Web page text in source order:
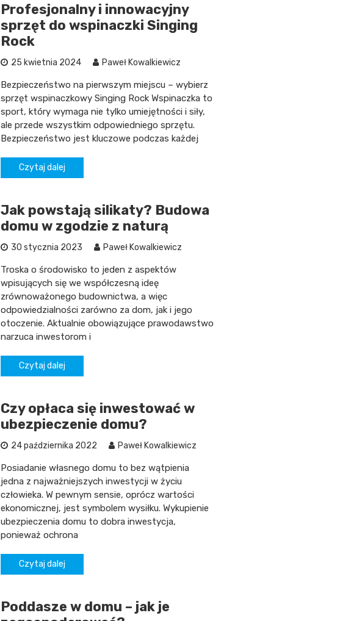
Profesjonalny i innowacyjny
sprzęt do wspinaczki Singing
Rock
25 kwietnia 2024 Paweł Kowalkiewicz
Bezpieczeństwo na pierwszym miejscu – wybierz
sprzęt wspinaczkowy Singing Rock Wspinaczka to
sport, który wymaga nie tylko umiejętności i siły,
ale przede wszystkim odpowiedniego sprzętu.
Bezpieczeństwo jest kluczowe podczas każdej
Czytaj dalej
Jak powstają silikaty? Budowa
domu w zgodzie z naturą
30 stycznia 2023 Paweł Kowalkiewicz
Troska o środowisko to jeden z aspektów
wpisujących się we współczesną ideę
zrównoważonego budownictwa, a więc
odpowiedzialności zarówno za dom, jak i jego
otoczenie. Aktualnie obowiązujące prawodawstwo
narzuca inwestorom i
Czytaj dalej
Czy opłaca się inwestować w
ubezpieczenie domu?
24 października 2022 Paweł Kowalkiewicz
Posiadanie własnego domu to bez wątpienia
jedna z najważniejszych inwestycji w życiu
człowieka. W pewnym sensie, oprócz wartości
ekonomicznej, jest symbolem wysiłku. Wykupienie
ubezpieczenia domu to dobra inwestycja,
ponieważ ochrona
Czytaj dalej
Poddasze w domu – jak je